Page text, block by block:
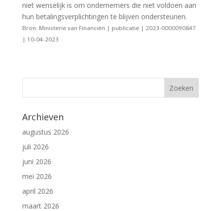
niet wenselijk is om ondernemers die niet voldoen aan
hun betalingsverplichtingen te blijven ondersteunen.
Bron: Ministerie van Financiën | publicatie | 2023-0000090847
| 10-04-2023
Archieven
augustus 2026
juli 2026
juni 2026
mei 2026
april 2026
maart 2026